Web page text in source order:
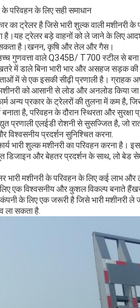
परिवहन के लिए सही समाधान
का ट्रेलर है जिसे भारी शुल्क वाली मशीनरी
है।यह ट्रेलर बड़े वाहनों को ले जाने के
सकता है।खनन, कृषि और तेल और गैस।
गुणवत्ता वाले Q345B/ T700 स्टील से
में डाले बिना भारी भार और असहज सड़क की
में से एक इसकी सीढ़ी प्रणाली है। ग्राहक
को आसानी से लोड और अनलोड किया
अन्य प्रकार के ट्रेलरों की तुलना में
है, परिवहन के दौरान स्थिरता और सुरक्षा
प्रणाली एलईडी रोशनी से सुसज्जित है, जो
प्रदर्शन सुनिश्चित करना.
भारी शुल्क मशीनरी का परिवहन करना
डिजाइन और बेहतर प्रदर्शन के साथ, लो बेड
भारी मशीनरी के परिवहन के लिए कई लाभ और
लिए एक विश्वसनीय और कुशल विकल्प बनाते
कंपनी के लिए एक जरूरी है जिसे भारी
ला सकता है.